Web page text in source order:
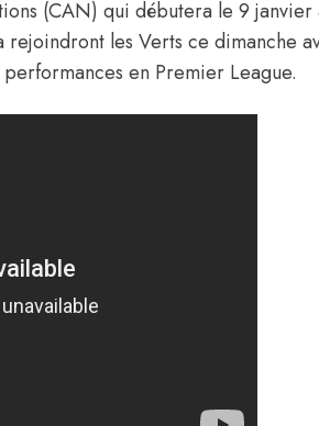
(CAN) qui débutera le 9 janvier
les Verts ce dimanche
en Premier League.